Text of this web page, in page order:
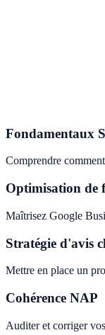
Fondamentaux
Comprendre
Optimisation de
Maîtrisez Google
Stratégie d'avis
Mettre en place un
Cohérence NAP
Auditer et corriger